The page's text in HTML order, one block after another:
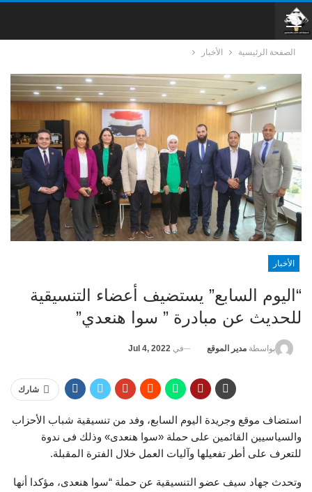
الصفحة الرئيسية الأخبار
الأخبار
“اليوم السابع” يستضيف أعضاء التنسيقية
للحديث عن مبادرة ” سوا هنعدي”
بواسطة مدير الموقع في Jul 4, 2022
شارك
استضاف موقع وجريدة اليوم السابع، وفد من تنسيقية شباب الأحزاب
والسياسيين القائمين على حملة «سوا هنعدى» وذلك فى ندوة
للتعرف على أطر تفعيلها وآليات العمل خلال الفترة المقبلة.
وتحدث جهاد سيف عضو التنسيقية عن حملة “سوا هنعدى، مؤكدا أنها